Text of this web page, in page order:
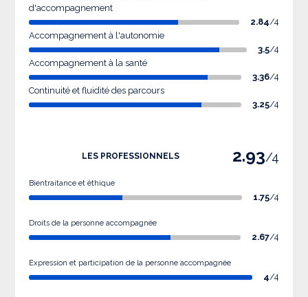
d'accompagnement
2.84/4
Accompagnement à l'autonomie
3.5/4
Accompagnement à la santé
3.36/4
Continuité et fluidité des parcours
3.25/4
LES PROFESSIONNELS 2.93/4
Bientraitance et éthique
1.75/4
Droits de la personne accompagnée
2.67/4
Expression et participation de la personne accompagnée
4/4